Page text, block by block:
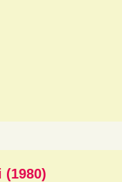
(1980)